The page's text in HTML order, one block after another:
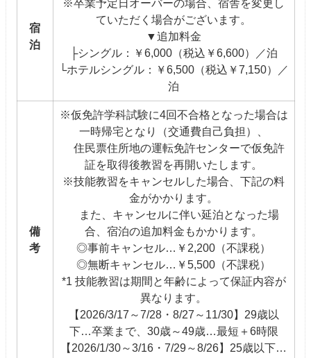
宿
泊
※卒業予定日オーバーの場合、宿舎を変更し
ていただく場合がございます。
▼追加料金
├シングル：￥6,000（税込￥6,600）／泊
└ホテルシングル：￥6,500（税込￥7,150）／
泊
備
考
※仮免許学科試験に4回不合格となった場合は
一時帰宅となり（交通費自己負担）、
住民票住所地の運転免許センターで仮免許
証を取得後教習を再開いたします。
※技能教習をキャンセルした場合、下記の料
金がかかります。
また、キャンセルに伴い延泊となった場
合、宿泊の追加料金もかかります。
◎事前キャンセル…￥2,200（不課税）
◎無断キャンセル…￥5,500（不課税）
*1 技能教習は期間と年齢によって保証内容が
異なります。
【2026/3/17～7/28・8/27～11/30】29歳以
下…卒業まで、30歳～49歳…最短＋6時限
【2026/1/30～3/16・7/29～8/26】25歳以下…